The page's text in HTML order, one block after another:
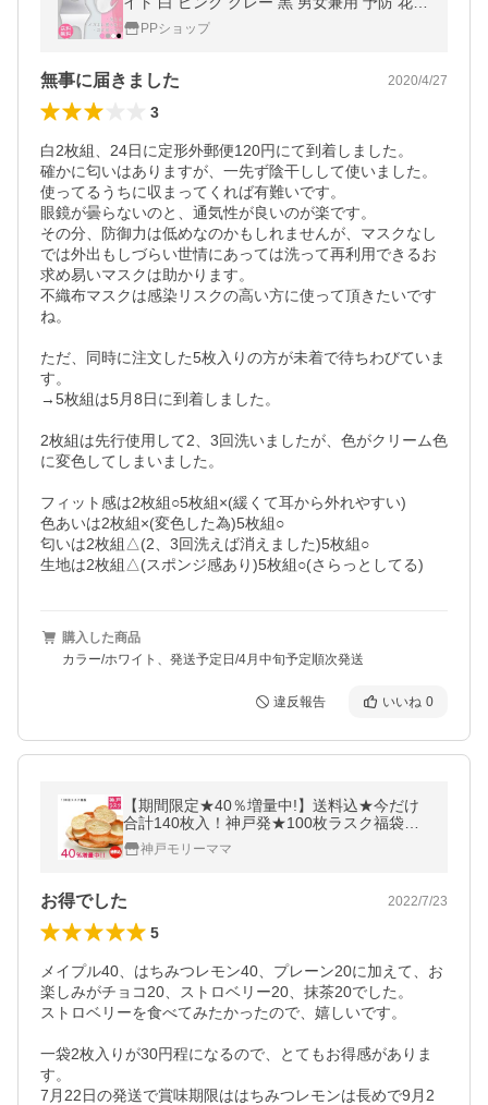
風邪 かぜ ウイルス 対策 送料無料
PPショップ
無事に届きました 2020/4/27
3
白2枚組、24日に定形外郵便120円にて到着しました。
確かに匂いはありますが、一先ず陰干しして使いました。
使ってるうちに収まってくれば有難いです。
眼鏡が曇らないのと、通気性が良いのが楽です。
その分、防御力は低めなのかもしれませんが、マスクなし
では外出もしづらい世情にあっては洗って再利用できるお
求め易いマスクは助かります。
不織布マスクは感染リスクの高い方に使って頂きたいです
ね。
ただ、同時に注文した5枚入りの方が未着で待ちわびていま
す。
→5枚組は5月8日に到着しました。
2枚組は先行使用して2、3回洗いましたが、色がクリーム色
に変色してしまいました。
フィット感は2枚組○5枚組×(緩くて耳から外れやすい)
色あいは2枚組×(変色した為)5枚組○
匂いは2枚組△(2、3回洗えば消えました)5枚組○
生地は2枚組△(スポンジ感あり)5枚組○(さらっとしてる)
購入した商品
カラー/ホワイト、発送予定日/4月中旬予定順次発送
違反報告 いいね 0
【期間限定★40％増量中!】送料込★今だけ
合計140枚入！神戸発★100枚ラスク福袋
（ご自宅用簡易包装）
神戸モリーママ
お得でした 2022/7/23
5
メイプル40、はちみつレモン40、プレーン20に加えて、お
楽しみがチョコ20、ストロベリー20、抹茶20でした。
ストロベリーを食べてみたかったので、嬉しいです。
一袋2枚入りが30円程になるので、とてもお得感がありま
す。
7月22日の発送で賞味期限ははちみつレモンは長めで9月2